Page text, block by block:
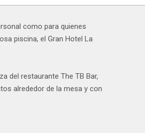
como para quienes
piscina, el Gran Hotel La
del restaurante The TB Bar,
alrededor de la mesa y con